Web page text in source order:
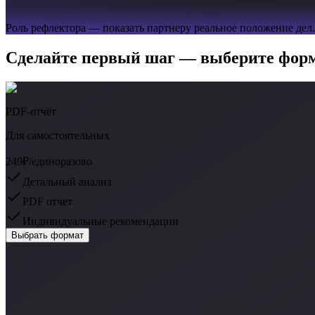
Роль рефлектора — показать партнеру реальное положение дел.
Сделайте первый шаг — выберите
PDF-отчёт
Для самостоятельных
249₽/единоразово
Детальный анализ
PDF отчет
Индивидуальные рекомендации
Выбрать формат